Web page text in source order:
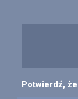
Potwierdź,